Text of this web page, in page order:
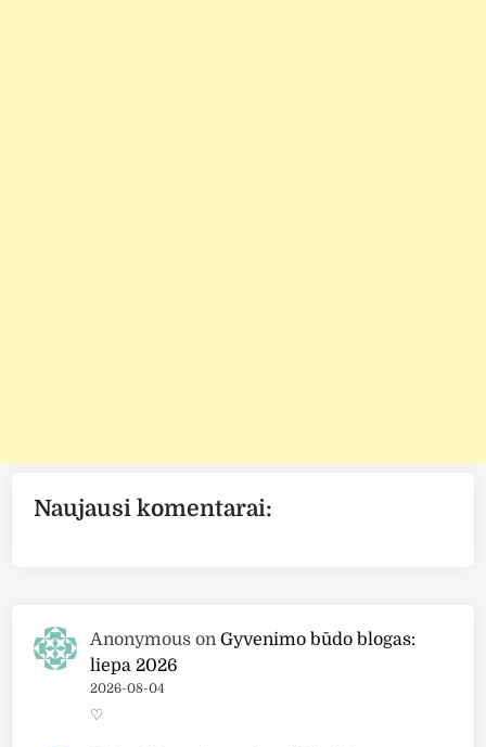
Naujausi komentarai:
Anonymous onGyvenimo būdo blogas:
liepa 2026
2026-08-04
♡